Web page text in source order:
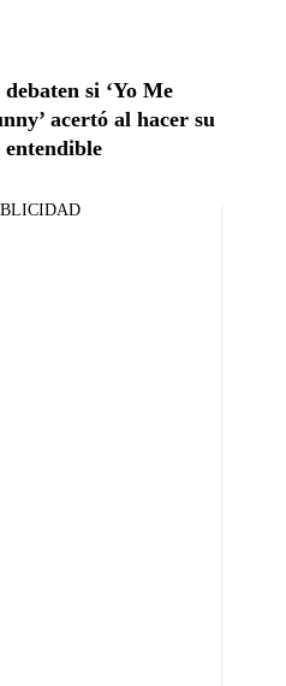
si ‘Yo Me
acertó al hacer su